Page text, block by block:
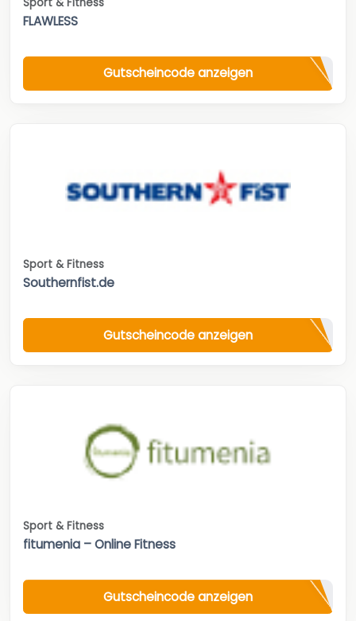
FLAWLESS
Gutscheincode anzeigen
Sport & Fitness
Southernfist.de
Gutscheincode anzeigen
Sport & Fitness
fitumenia – Online Fitness
Gutscheincode anzeigen